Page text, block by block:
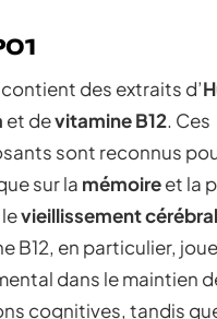
contient des extraits d’
et devitamine B12. Ces
sont reconnus
sur la mémoireet la
vieillissement cérébral
B12, en particulier,
dans le maintien
cognitives, tandis